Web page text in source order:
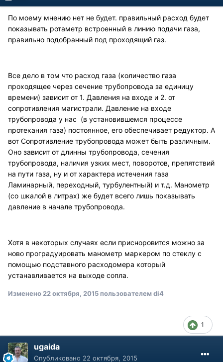
По моему мнению нет не будет. правильный расход будет
показывать ротаметр встроенный в линию подачи газа,
правильно подобранный под проходящий газ.
Все дело в том что расход газа (количество газа
проходящее через сечение трубопровода за единицу
времени) зависит от 1. Давления на входе и 2. от
сопротивления магистрали. Давление на входе
трубопровода у нас (в установившемся процессе
протекания газа) постоянное, его обеспечивает редуктор. А
вот Сопротивление трубопровода может быть различным.
Оно зависит от длинны трубопровода, сечения
трубопровода, наличия узких мест, поворотов, препятствий
на пути газа, ну и от характера истечения газа
Ламинарный, переходный, турбулентный) и т.д. Манометр
(со шкалой в литрах) же будет всего лишь показывать
давление в начале трубопровода.
Хотя в некоторых случаях если присноровится можно за
ново проградуировать манометр маркером по стеклу с
помощью подставного расходомера который
устанавливается на выходе сопла.
Изменено 22 октября, 2015пользователем di4
1
ugaida
Опубликовано 22 октября, 2015